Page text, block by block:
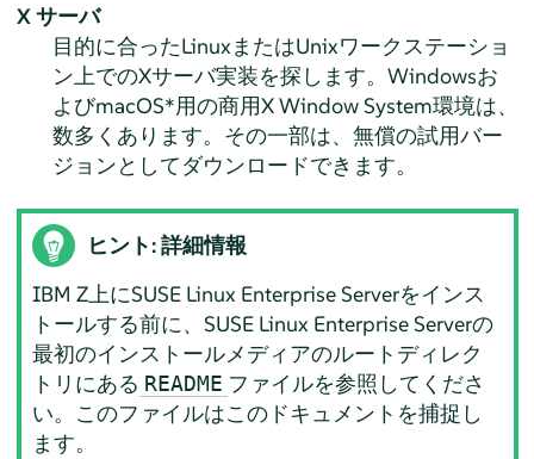
X サーバ
目的に合ったLinuxまたはUnixワークステーショ
ン上でのXサーバ実装を探します。Windowsお
よびmacOS*用の商用X Window System環境は、
数多くあります。その一部は、無償の試用バー
ジョンとしてダウンロードできます。
ヒント: 詳細情報
IBM Z上にSUSE Linux Enterprise Serverをインス
トールする前に、 SUSE Linux Enterprise Serverの
最初のインストールメディアのルートディレク
トリにある README ファイルを参照してくださ
い。このファイルはこのドキュメントを捕捉し
ます。